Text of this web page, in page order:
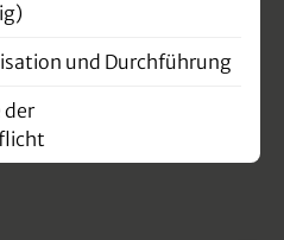
und Durchführung
der